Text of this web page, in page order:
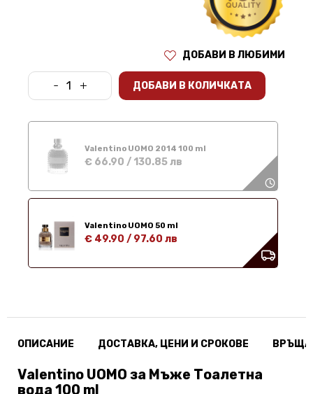
ДОБАВИ В ЛЮБИМИ
- + ДОБАВИ В КОЛИЧКАТА
Valentino UOMO 2014 100 ml
€ 66.90 / 130.85 лв
Valentino UOMO 50 ml
€ 49.90 / 97.60 лв
ОПИСАНИЕ ДОСТАВКА, ЦЕНИ И СРОКОВЕ
Valentino UOMO за Мъже Тоалетна
вода 100 ml